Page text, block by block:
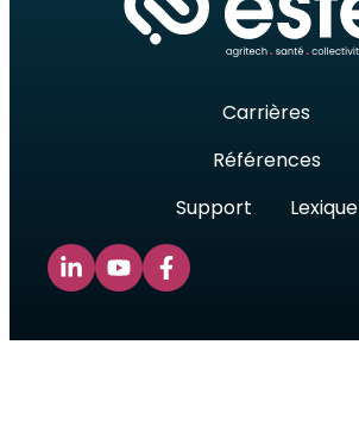
Carrières
Références
Support
Lexique